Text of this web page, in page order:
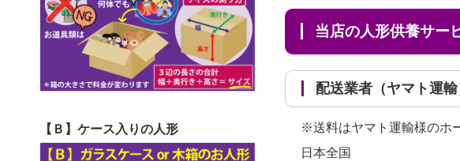
当店の人形供養サ
配送業者（ヤマト運
※送料はヤマト運輸様のホ
日本全国
2026/06/28きちんと供養して
いただけると思ったので、お
ぐるみを供養いただいたこと
が...
第71回人形供養祭
令和6年8月1日(木)
第70回人形供養祭
第69回人形供養祭
【Ｂ】ケース入りの人形